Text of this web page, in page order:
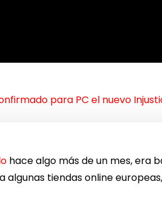
para PC el nuevo
hace algo más de un mes, era
algunas tiendas online